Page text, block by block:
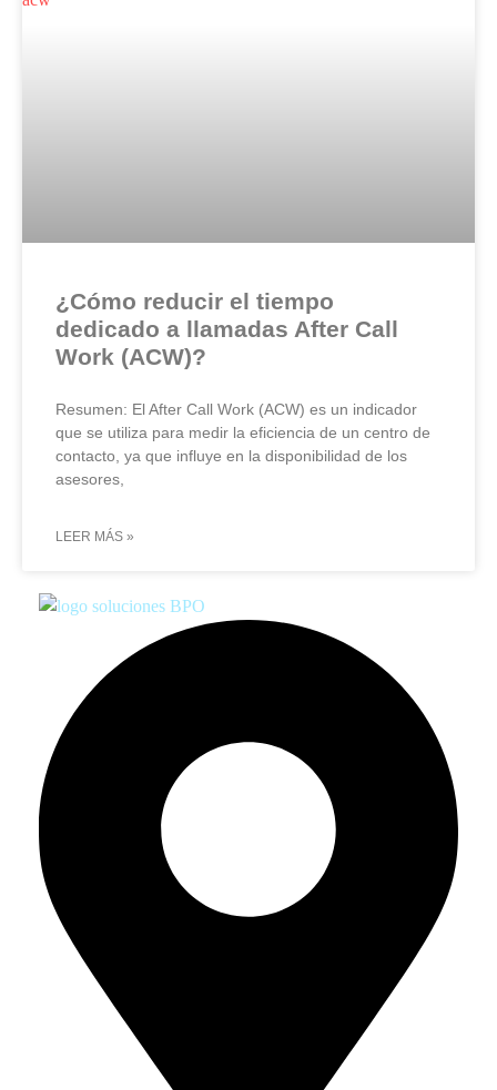
¿Cómo reducir el tiempo
dedicado a llamadas After Call
Work (ACW)?
Resumen: El After Call Work (ACW) es un indicador
que se utiliza para medir la eficiencia de un centro de
contacto, ya que influye en la disponibilidad de los
asesores,
LEER MÁS »